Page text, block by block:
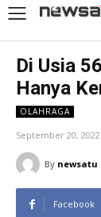
Di Usia
Hanya
OLAHRAGA
September 20, 2022
By newsatu
Facebook